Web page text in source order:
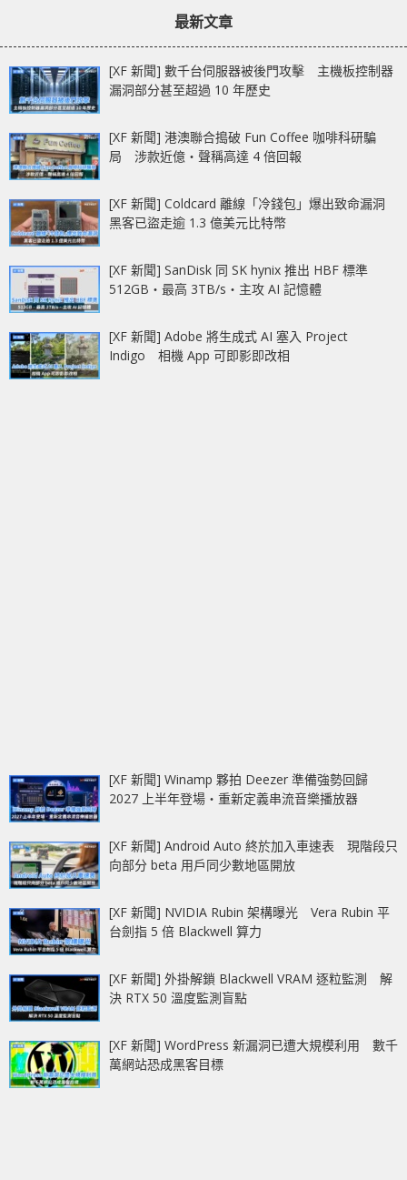
最新文章
[XF 新聞] 數千台伺服器被後門攻擊 主機板控制器
漏洞部分甚至超過 10 年歷史
[XF 新聞] 港澳聯合搗破 Fun Coffee 咖啡科研騙
局 涉款近億‧聲稱高達 4 倍回報
[XF 新聞] Coldcard 離線「冷錢包」爆出致命漏洞
黑客已盜走逾 1.3 億美元比特幣
[XF 新聞] SanDisk 同 SK hynix 推出 HBF 標準
512GB‧最高 3TB/s‧主攻 AI 記憶體
[XF 新聞] Adobe 將生成式 AI 塞入 Project
Indigo 相機 App 可即影即改相
[XF 新聞] Winamp 夥拍 Deezer 準備強勢回歸
2027 上半年登場‧重新定義串流音樂播放器
[XF 新聞] Android Auto 終於加入車速表 現階段只
向部分 beta 用戶同少數地區開放
[XF 新聞] NVIDIA Rubin 架構曝光 Vera Rubin 平
台劍指 5 倍 Blackwell 算力
[XF 新聞] 外掛解鎖 Blackwell VRAM 逐粒監測 解
決 RTX 50 溫度監測盲點
[XF 新聞] WordPress 新漏洞已遭大規模利用 數千
萬網站恐成黑客目標